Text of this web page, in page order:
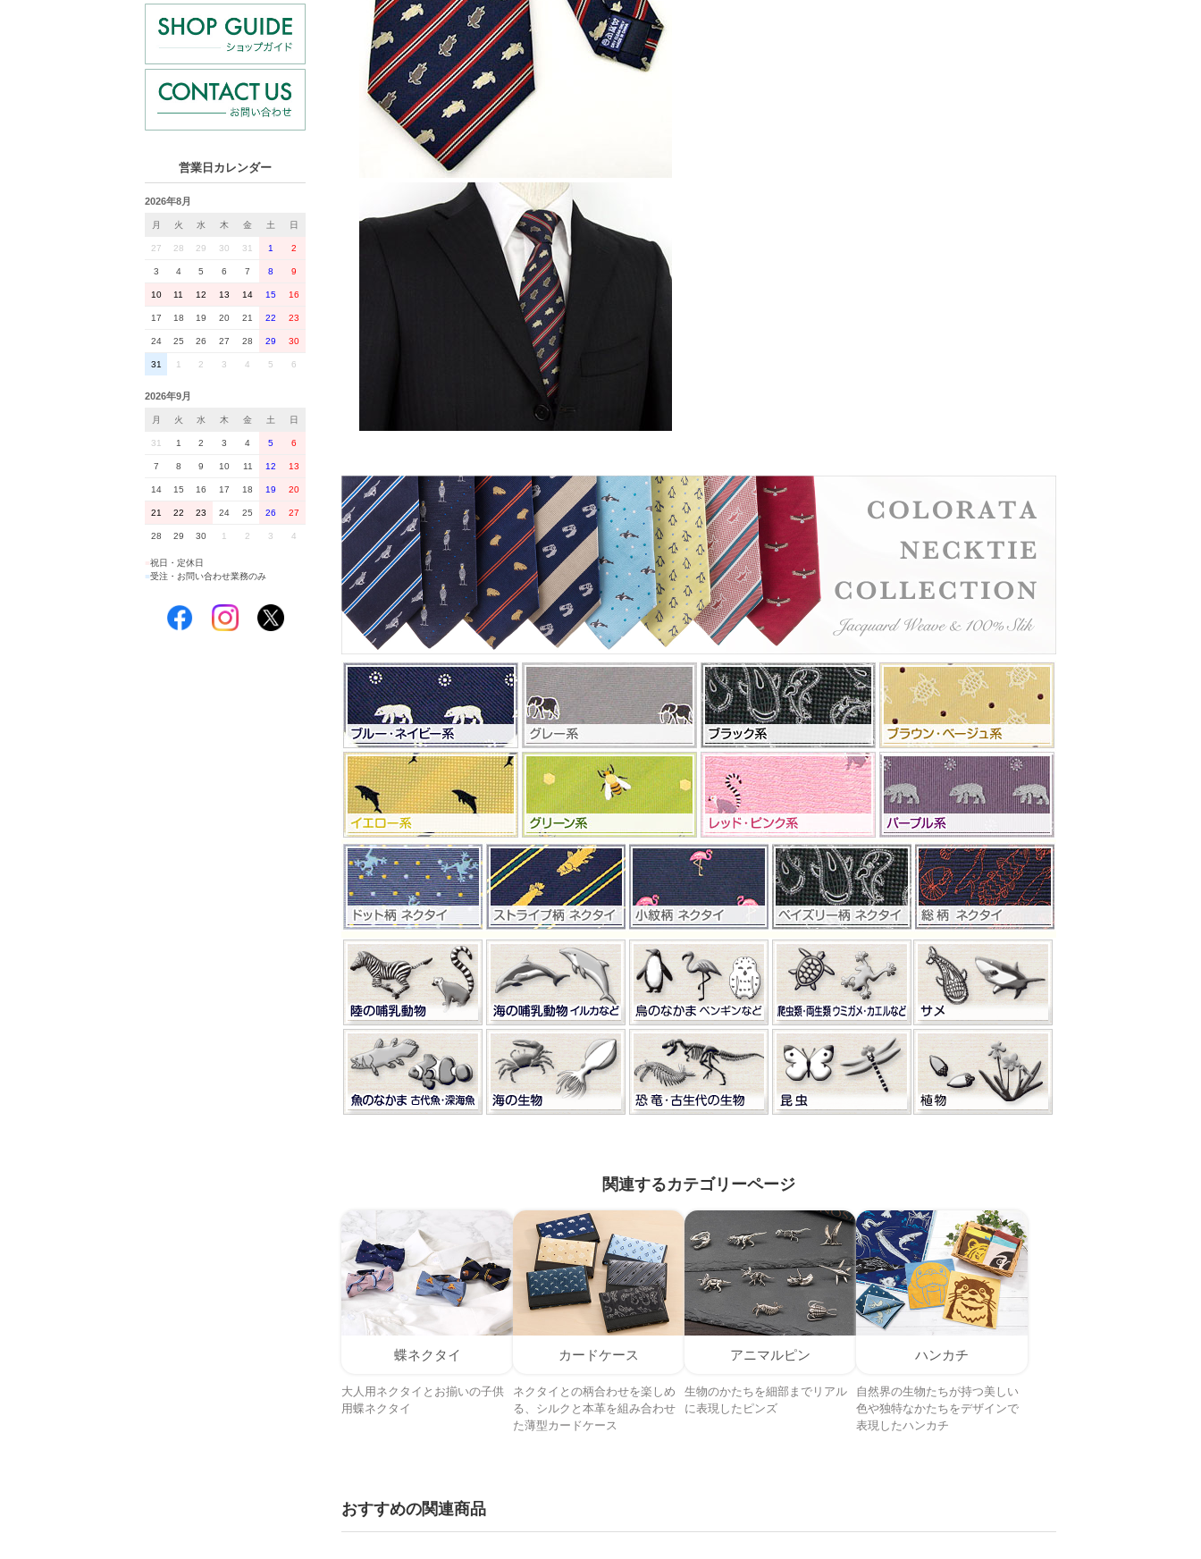
営業日カレンダー
2026年8月
月 火 水 木 金 土 日
27 28 29 30 31 1 2
3 4 5 6 7 8 9
10 11 12 13 14 15 16
17 18 19 20 21 22 23
24 25 26 27 28 29 30
31 1 2 3 4 5 6
2026年9月
月 火 水 木 金 土 日
31 1 2 3 4 5 6
7 8 9 10 11 12 13
14 15 16 17 18 19 20
21 22 23 24 25 26 27
28 29 30 1 2 3 4
祝日・定休日
■受注・お問い合わせ業務のみ
関連するカテゴリーページ
蝶ネクタイ
大人用ネクタイとお揃いの子供
用蝶ネクタイ
カードケース
ネクタイとの柄合わせを楽しめ
る、シルクと本革を組み合わせ
た薄型カードケース
アニマルピン
生物のかたちを細部までリアル
に表現したピンズ
ハンカチ
自然界の生物たちが持つ美しい
色や独特なかたちをデザインで
表現したハンカチ
おすすめの関連商品